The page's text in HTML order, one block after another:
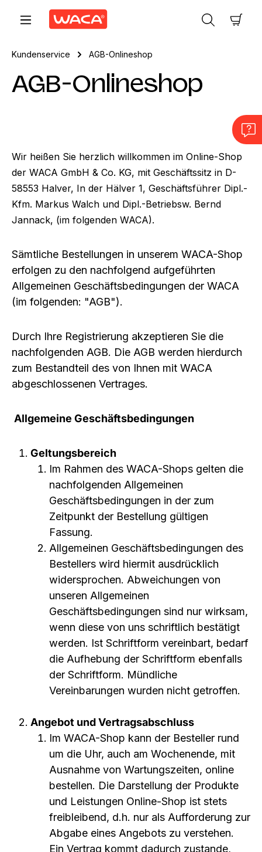
Zum Hauptinhalt springen
Kundenservice AGB-Onlineshop
AGB-Onlineshop
Wir heißen Sie herzlich willkommen im Online-Shop
der WACA GmbH & Co. KG, mit Geschäftssitz in D-
58553 Halver, In der Hälver 1, Geschäftsführer Dipl.-
Kfm. Markus Walch und Dipl.-Betriebsw. Bernd
Jannack, (im folgenden WACA).
Sämtliche Bestellungen in unserem WACA-Shop
erfolgen zu den nachfolgend aufgeführten
Allgemeinen Geschäftsbedingungen der WACA
(im folgenden: "AGB").
Durch Ihre Registrierung akzeptieren Sie die
nachfolgenden AGB. Die AGB werden hierdurch
zum Bestandteil des von Ihnen mit WACA
abgeschlossenen Vertrages.
Allgemeine Geschäftsbedingungen
Geltungsbereich
Im Rahmen des WACA-Shops gelten die
nachfolgenden Allgemeinen
Geschäftsbedingungen in der zum
Zeitpunkt der Bestellung gültigen
Fassung.
Allgemeinen Geschäftsbedingungen des
Bestellers wird hiermit ausdrücklich
widersprochen. Abweichungen von
unseren Allgemeinen
Geschäftsbedingungen sind nur wirksam,
wenn diese von uns schriftlich bestätigt
werden. Ist Schriftform vereinbart, bedarf
die Aufhebung der Schriftform ebenfalls
der Schriftform. Mündliche
Vereinbarungen wurden nicht getroffen.
Angebot und Vertragsabschluss
Im WACA-Shop kann der Besteller rund
um die Uhr, auch am Wochenende, mit
Ausnahme von Wartungszeiten, online
bestellen. Die Darstellung der Produkte
und Leistungen Online-Shop ist stets
freibleibend, d.h. nur als Aufforderung zur
Abgabe eines Angebots zu verstehen.
Ein Vertrag kommt dadurch zustande,